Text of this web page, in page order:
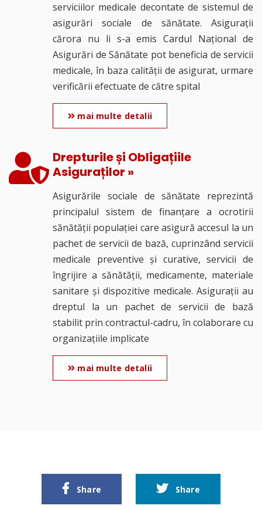
serviciilor medicale decontate de sistemul de
asigurări sociale de sănătate. Asigurații
cărora nu li s-a emis Cardul Național de
Asigurări de Sănătate pot beneficia de servicii
medicale, în baza calității de asigurat, urmare
verificării efectuate de către spital
mai multe detalii
Drepturile și Obligațiile
Asiguraților »
Asigurările sociale de sănătate reprezintă
principalul sistem de finanţare a ocrotirii
sănătăţii populaţiei care asigură accesul la un
pachet de servicii de bază, cuprinzând servicii
medicale preventive şi curative, servicii de
îngrijire a sănătăţii, medicamente, materiale
sanitare şi dispozitive medicale. Asiguraţii au
dreptul la un pachet de servicii de bază
stabilit prin contractul-cadru, în colaborare cu
organizaţiile implicate
mai multe detalii
Share Share